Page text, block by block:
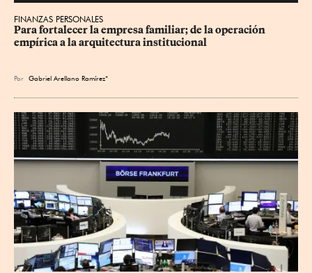
FINANZAS PERSONALES
Para fortalecer la empresa familiar; de la operación
empírica a la arquitectura institucional
Por Gabriel Arellano Ramírez*